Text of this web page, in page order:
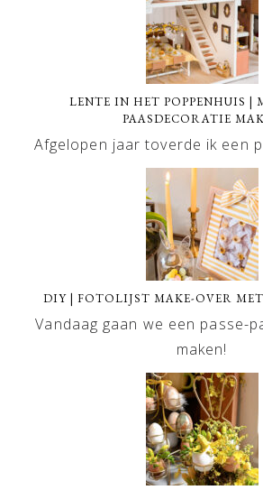
LENTE IN HET POPPENHUIS |
PAASDECORATIE
Afgelopen jaar toverde ik een
DIY | FOTOLIJST MAKE-OVER
Vandaag gaan we een passe-
maken!